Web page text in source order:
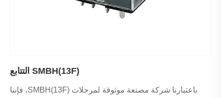
SMBH(13F) التتابع
باعتبارنا شركة مصنعة موثوقة لمرحلات SMBH(13F)، فإننا